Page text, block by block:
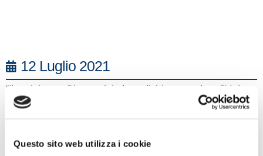
Questo sito web utilizza i cookie
12 Luglio 2021
“Il ministro Giovannini ha dichiarato che l’Unione
Europea sta definendo gli ultimi dettagli e che a giorni
siamo ai comodi degli altri e aspettiamo la sentenza